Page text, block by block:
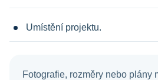
Umístění projektu.
Fotografie, rozměry nebo plány